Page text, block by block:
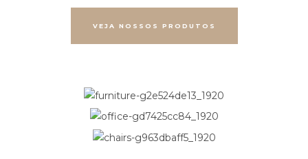
VEJA NOSSOS PRODUTOS